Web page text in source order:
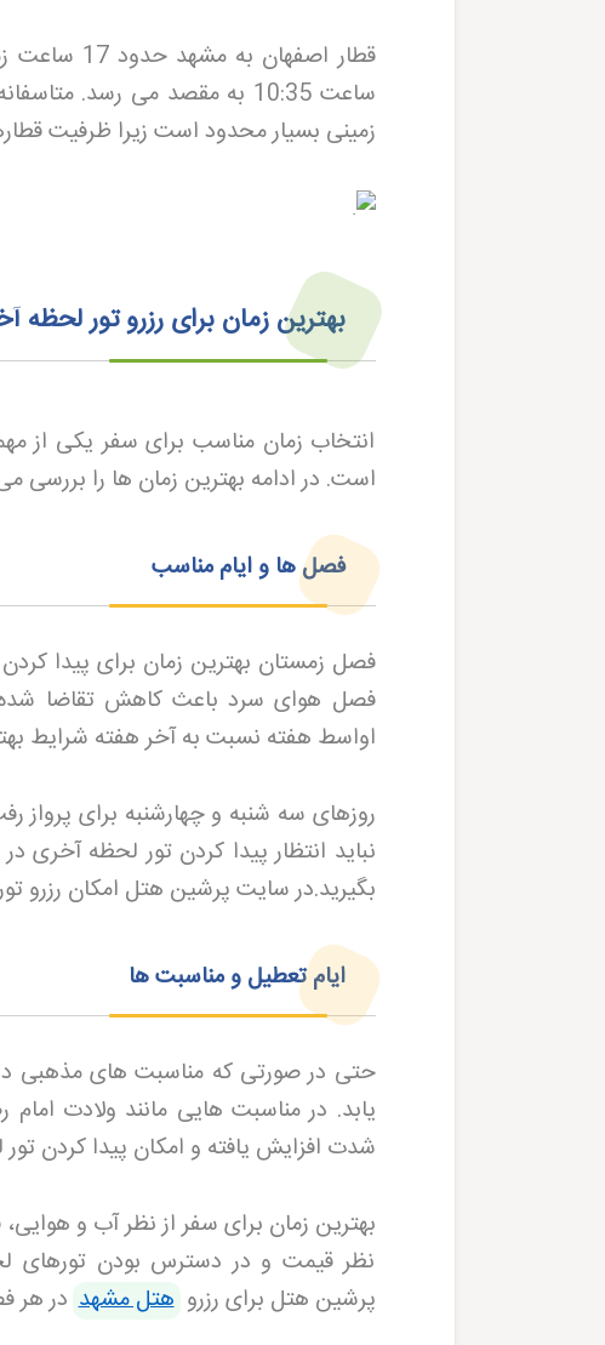
ساعت 10:35 به مقصد می رسد.
زمینی بسیار محدود است زیرا ظرفیت
بهترین زمان برای رزرو تور لحظه
انتخاب زمان مناسب برای سفر یکی از
است. در ادامه بهترین زمان ها را بررسی
فصل ها و ایام مناسب
فصل زمستان بهترین زمان برای پیدا
فصل هوای سرد باعث کاهش تقاضا شده
اواسط هفته نسبت به آخر هفته شرایط
روزهای سه شنبه و چهارشنبه برای پرواز
نباید انتظار پیدا کردن تور لحظه آخری
بگیرید.در سایت پرشین هتل امکان رزرو
ایام تعطیل و مناسبت ها
حتی در صورتی که مناسبت های مذهبی
یابد. در مناسبت هایی مانند ولادت
شدت افزایش یافته و امکان پیدا کردن
بهترین زمان برای سفر از نظر آب و
نظر قیمت و در دسترس بودن تورهای
پرشین هتل برای رزرو هتل مشهد در هر